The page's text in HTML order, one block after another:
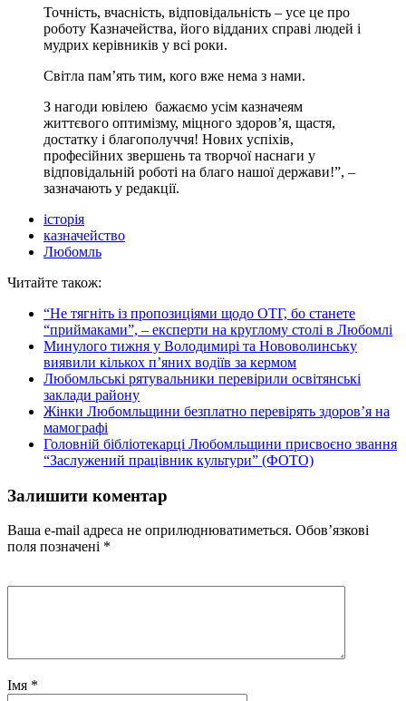
Точність, вчасність, відповідальність – усе це про
роботу Казначейства, його відданих справі людей і
мудрих керівників у всі роки.
Світла пам’ять тим, кого вже нема з нами.
З нагоди ювілею бажаємо усім казначеям
життєвого оптимізму, міцного здоров’я, щастя,
достатку і благополуччя! Нових успіхів,
професійних звершень та творчої наснаги у
відповідальній роботі на благо нашої держави!”, –
зазначають у редакції.
історія
казначейство
Любомль
Читайте також:
“Не тягніть із пропозиціями щодо ОТГ, бо станете
“приймаками”, – експерти на круглому столі в Любомлі
Минулого тижня у Володимирі та Нововолинську
виявили кількох п’яних водіїв за кермом
Любомльські рятувальники перевірили освітянські
заклади району
Жінки Любомльщини безплатно перевірять здоров’я на
мамографі
Головній бібліотекарці Любомльщини присвоєно звання
“Заслужений працівник культури” (ФОТО)
Залишити коментар
Ваша e-mail адреса не оприлюднюватиметься. Обов’язкові
поля позначені *
Імя *